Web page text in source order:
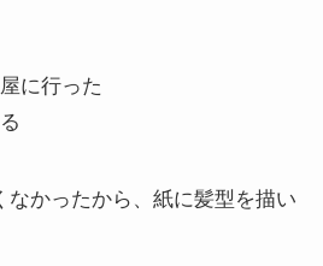
に行った
なかったから、紙に髪型を描い